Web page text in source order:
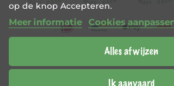
op de knop Accepteren.
Meer informatie Cookies
Alles afwijzen
Ik aanvaard
BE 0456 421 721
Webshop doorTajriba